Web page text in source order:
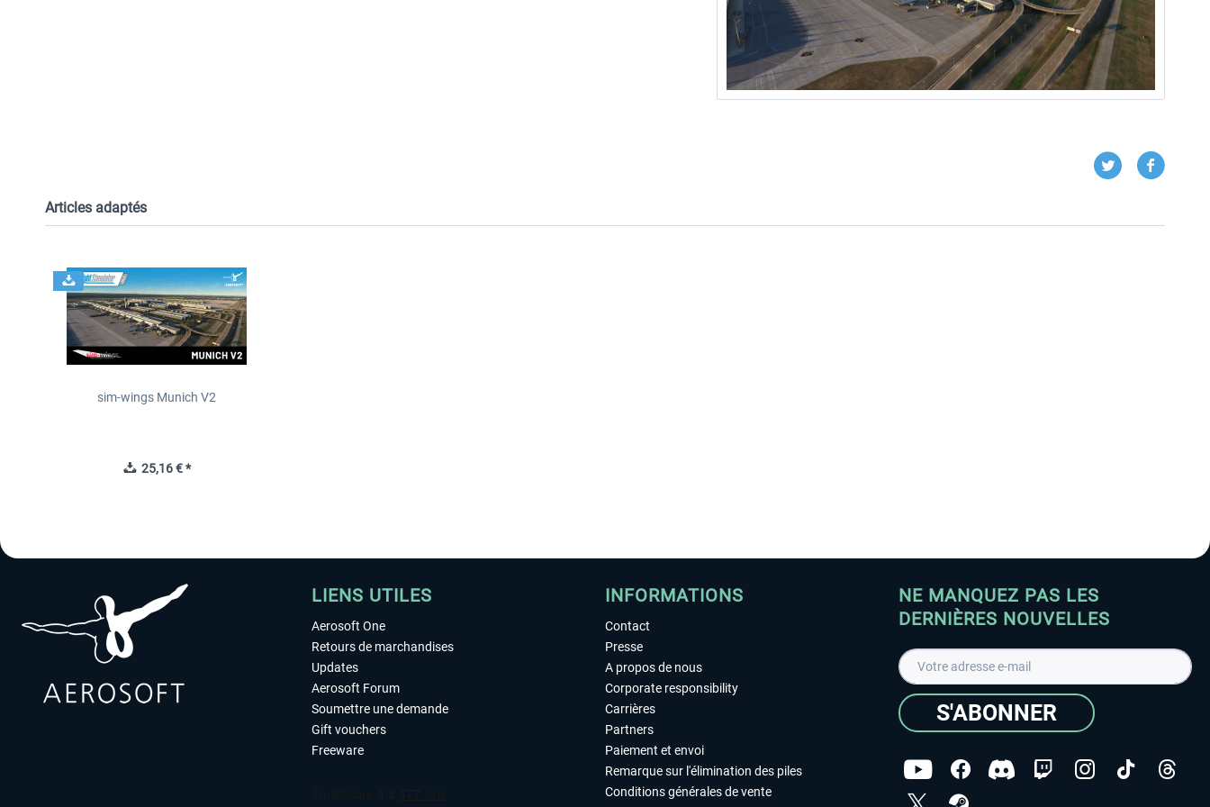
Articles adaptés
sim-wings Munich V2
25,16 € *
LIENS UTILES
Aerosoft One
Retours de marchandises
Updates
Aerosoft Forum
Soumettre une demande
Gift vouchers
Freeware
INFORMATIONS
Contact
Presse
A propos de nous
Corporate responsibility
Carrières
Partners
Paiement et envoi
Remarque sur l'élimination des piles
Conditions générales de vente
NE MANQUEZ PAS LES
DERNIÈRES NOUVELLES
S'ABONNER